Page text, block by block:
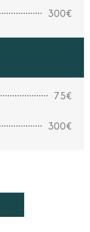
300€
75€
300€